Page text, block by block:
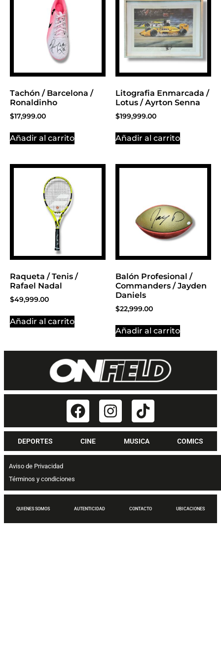
Tachón / Barcelona /
Ronaldinho
$17,999.00
Añadir al carrito
Litografia Enmarcada /
Lotus / Ayrton Senna
$199,999.00
Añadir al carrito
Raqueta / Tenis /
Rafael Nadal
$49,999.00
Añadir al carrito
Balón Profesional /
Commanders / Jayden
Daniels
$22,999.00
Añadir al carrito
DEPORTES CINE MUSICA COMICS
Aviso de Privacidad
Términos y condiciones
QUIENES SOMOS AUTENTICIDAD CONTACTO UBICACIONES